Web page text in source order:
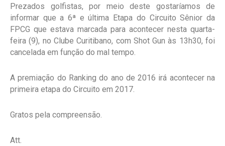
Prezados golfistas, por meio deste gostaríamos de
informar que a 6ª e última Etapa do Circuito Sênior da
FPCG que estava marcada para acontecer nesta quarta-
feira (9), no Clube Curitibano, com Shot Gun às 13h30, foi
cancelada em função do mal tempo.
A premiação do Ranking do ano de 2016 irá acontecer na
primeira etapa do Circuito em 2017.
Gratos pela compreensão.
Att.